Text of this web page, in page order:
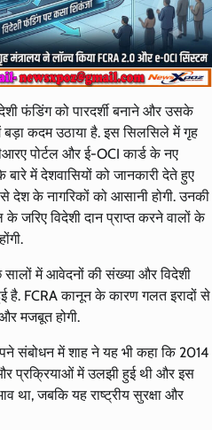
फंडिंग को पारदर्शी बनाने और उसके
कदम उठाया है. इस सिलसिले में गृह
पोर्टल और ई-OCI कार्ड के नए
में देशवासियों को जानकारी देते हुए
देश के नागरिकों को आसानी होगी. उनकी
जरिए विदेशी दान प्राप्त करने वालों के
में आवेदनों की संख्या और विदेशी
है. FCRA कानून के कारण गलत इरादों से
मजबूत होगी.
संबोधन में शाह ने यह भी कहा कि 2014
प्रक्रियाओं में उलझी हुई थी और इस
था, जबकि यह राष्ट्रीय सुरक्षा और